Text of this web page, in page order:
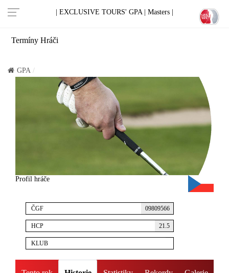
| EXCLUSIVE TOURS' GPA | Masters |
Termíny Hráči
GPA
Profil hráče
ČGF 09809566
HCP 21.5
KLUB